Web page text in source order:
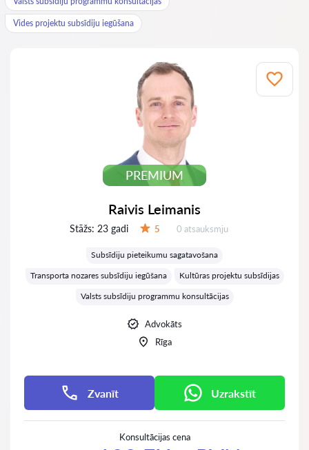
Vides projektu subsīdiju iegūšana
PREMIUM
Raivis Leimanis
Stāžs: 23 gadi 5 Atsauksmes:
0 atsauksmju
Subsīdiju pieteikumu sagatavošana
Transporta nozares subsīdiju iegūšana
Kultūras projektu subsīdijas
Valsts subsīdiju programmu konsultācijas
Advokāts
Rīga
Zvanīt Uzrakstīt
Konsultācijas cena